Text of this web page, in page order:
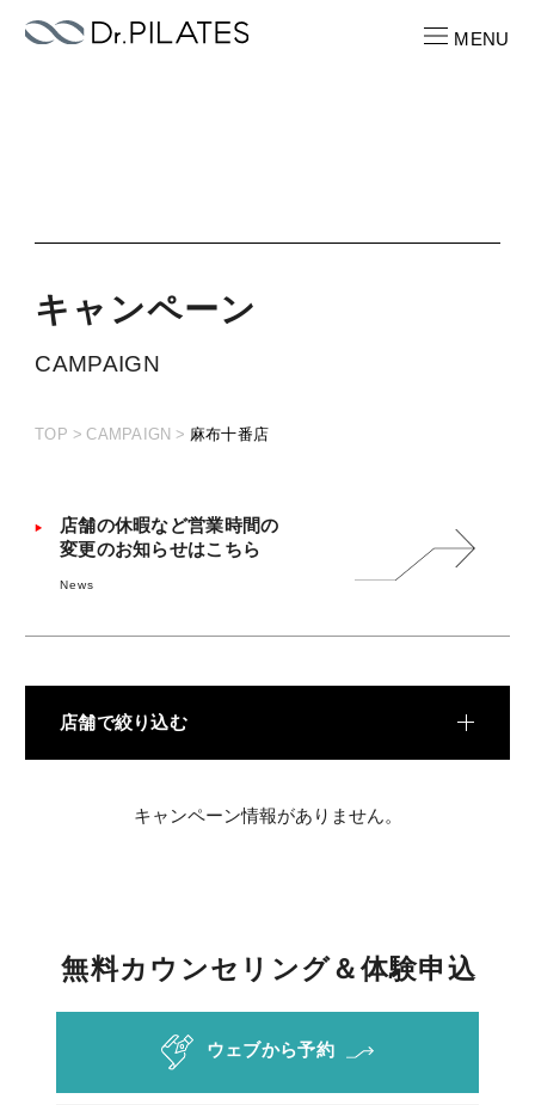
キ ャ ンペーン
CAMPAIGN
TOP CAMPAIGN 麻布十番店
店舗の休暇など営業時間の
変更のお知らせはこちら
News
店舗で絞り込む
キャンペーン情報がありません。
無料カ ウ ンセ リ ング＆体験申込
ウェブから予約
COLUMN
MENU